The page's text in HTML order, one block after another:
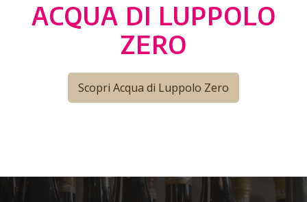
ACQUA DI LUPPOLO
ZERO
Scopri Acqua di Luppolo Zero